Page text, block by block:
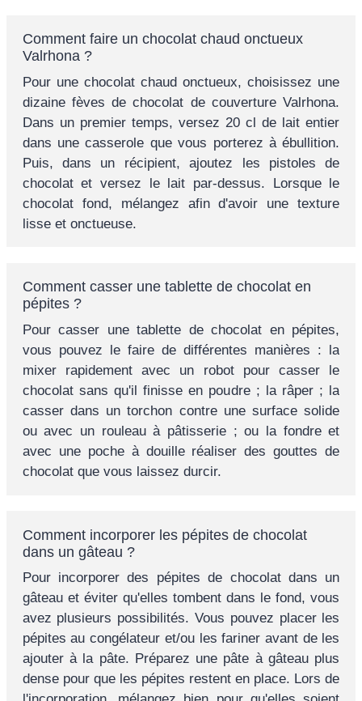
Comment faire un chocolat chaud onctueux
Valrhona ?
Pour une chocolat chaud onctueux, choisissez une
dizaine fèves de chocolat de couverture Valrhona.
Dans un premier temps, versez 20 cl de lait entier
dans une casserole que vous porterez à ébullition.
Puis, dans un récipient, ajoutez les pistoles de
chocolat et versez le lait par-dessus. Lorsque le
chocolat fond, mélangez afin d'avoir une texture
lisse et onctueuse.
Comment casser une tablette de chocolat en
pépites ?
Pour casser une tablette de chocolat en pépites,
vous pouvez le faire de différentes manières : la
mixer rapidement avec un robot pour casser le
chocolat sans qu'il finisse en poudre ; la râper ; la
casser dans un torchon contre une surface solide
ou avec un rouleau à pâtisserie ; ou la fondre et
avec une poche à douille réaliser des gouttes de
chocolat que vous laissez durcir.
Comment incorporer les pépites de chocolat
dans un gâteau ?
Pour incorporer des pépites de chocolat dans un
gâteau et éviter qu'elles tombent dans le fond, vous
avez plusieurs possibilités. Vous pouvez placer les
pépites au congélateur et/ou les fariner avant de les
ajouter à la pâte. Préparez une pâte à gâteau plus
dense pour que les pépites restent en place. Lors de